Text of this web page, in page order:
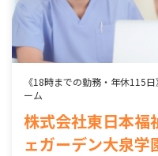
《18時までの勤務・年休115
ーム
株式会社東日本
ェガーデン大泉学